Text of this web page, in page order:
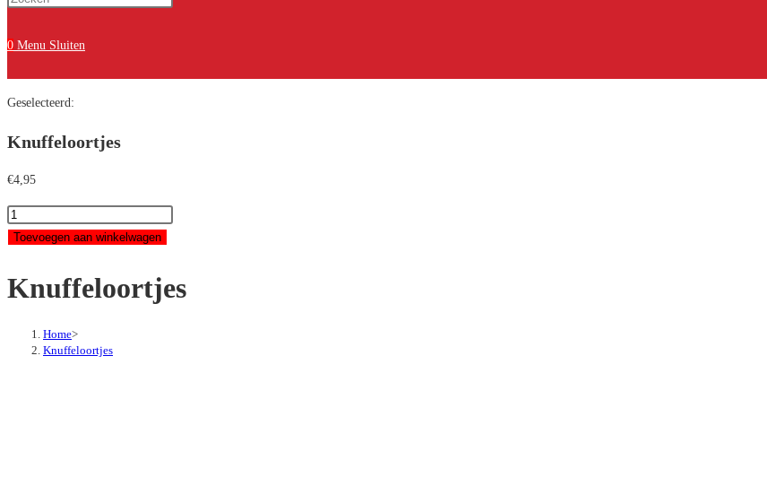
site
0 Menu Sluiten
Geselecteerd:
Knuffeloortjes
€4,95
Knuffeloortjes
aantal
Toevoegen aan winkelwagen
Knuffeloortjes
Home>
Knuffeloortjes